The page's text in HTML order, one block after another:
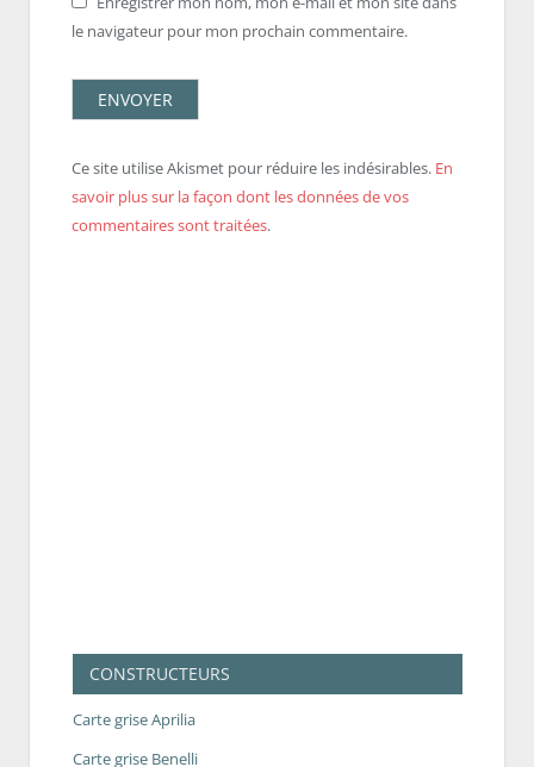
le navigateur pour mon prochain commentaire.
Ce site utilise Akismet pour réduire les indésirables. En
savoir plus sur la façon dont les données de vos
commentaires sont traitées.
CONSTRUCTEURS
Carte grise Aprilia
Carte grise Benelli